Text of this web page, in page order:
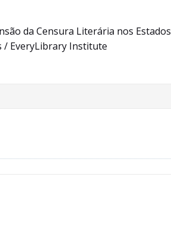
da Censura Literária nos Estados
/ EveryLibrary Institute